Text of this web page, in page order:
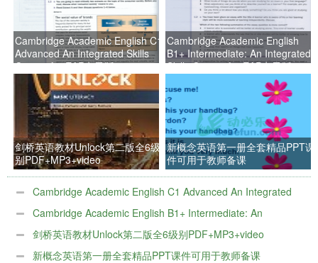
Cambridge Academic English C1
Advanced An Integrated Skills
Course for EAP电子版
Cambridge Academic English
B1+ Intermediate: An Integrated
Skills Course for EAP电子版
剑桥英语教材Unlock第二版全6级
别PDF+MP3+video
新概念英语第一册全套精品PPT课
件可用于教师备课
Cambridge Academic English C1 Advanced An Integrated
Skills Course for EAP电子版
Cambridge Academic English B1+ Intermediate: An
Integrated Skills Course for EAP电子版
剑桥英语教材Unlock第二版全6级别PDF+MP3+video
新概念英语第一册全套精品PPT课件可用于教师备课